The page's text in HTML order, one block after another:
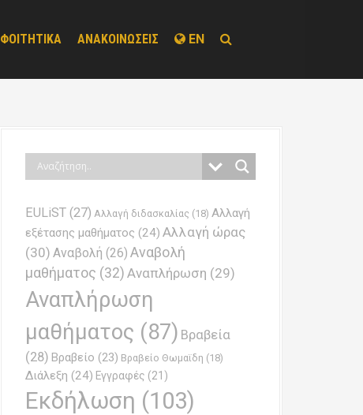
ΦΟΙΤΗΤΙΚΑ ΑΝΑΚΟΙΝΩΣΕΙΣ EN
EULiST (27) Αλλαγή διδασκαλίας (18) Αλλαγή
εξέτασης μαθήματος (24) Αλλαγή ώρας
(30) Αναβολή (26) Αναβολή
μαθήματος (32) Αναπλήρωση (29)
Αναπλήρωση
μαθήματος (87) Βραβεία
(28) Βραβείο (23) Βραβείο Θωμαϊδη (18)
Διάλεξη (24) Εγγραφές (21)
Εκδήλωση (103)